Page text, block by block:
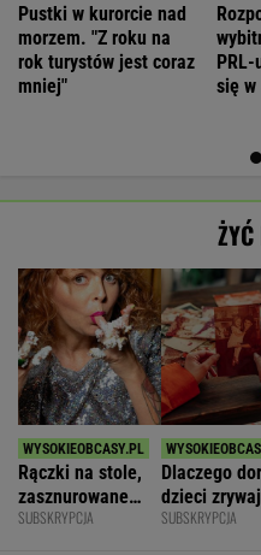
Pustki w kurorcie nad
morzem. "Z roku na
rok turystów jest coraz
mniej"
PRL-
się
Rączki na stole,
zasznurowane
usta. Byłam
SUBSKRYPCJA
Dlaczego
dzieci
kontakt z
SUBSKRYPCJA